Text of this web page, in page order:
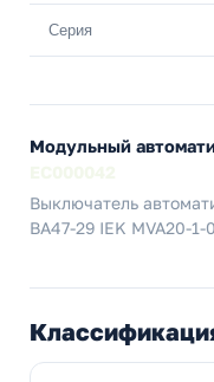
Серия
Модульный
Выключатель
ВА47-29 IEK MVA20-1-